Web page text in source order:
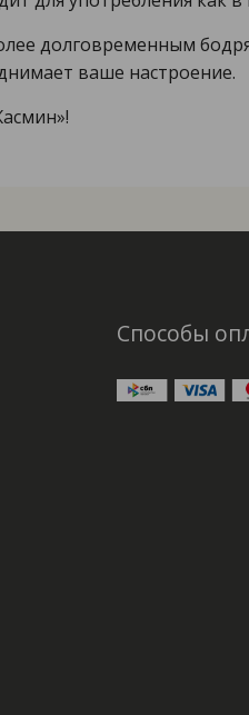
долговременным
ваше настроение.
Способы